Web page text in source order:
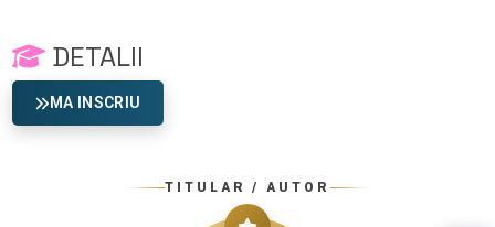
DETALII
MA INSCRIU
TITULAR / AUTOR